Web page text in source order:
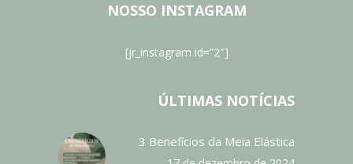
NOSSO INSTAGRAM
[jr_instagram id=”2″]
ÚLTIMAS NOTÍCIAS
3 Benefícios da Meia Elástica